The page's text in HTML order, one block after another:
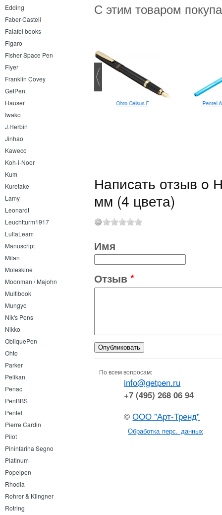
Edding
Faber-Castell
Falafel books
Figaro
Fisher Space Pen
Flyer
Franklin Covey
GetPen
Hauser
Iwako
J.Herbin
Jinhao
Kaweco
Koh-i-Noor
Kum
Kuretake
Lamy
Leonardt
Leuchtturm1917
LullaLeam
Manuscript
Milan
Moleskine
Moonman / Majohn
Multibook
Mungyo
Nik's Pens
Nikko
ObliquePen
Ohto
Parker
Pelikan
Penac
PenBBS
Pentel
Pierre Cardin
Pilot
Pininfarina Segno
Platinum
Popelpen
Rhodia
Rohrer & Klingner
Rotring
С этим товаром
Platinum Preppy 0.2 Ohto Celsus F Pentel
Написать отзыв o
мм (4 цвета)
Имя
Отзыв *
По всем вопросам:
info@getpen.ru
+7 (495) 268 06 94
©ООО "Арт-Тренд"
Обработка перс. данных